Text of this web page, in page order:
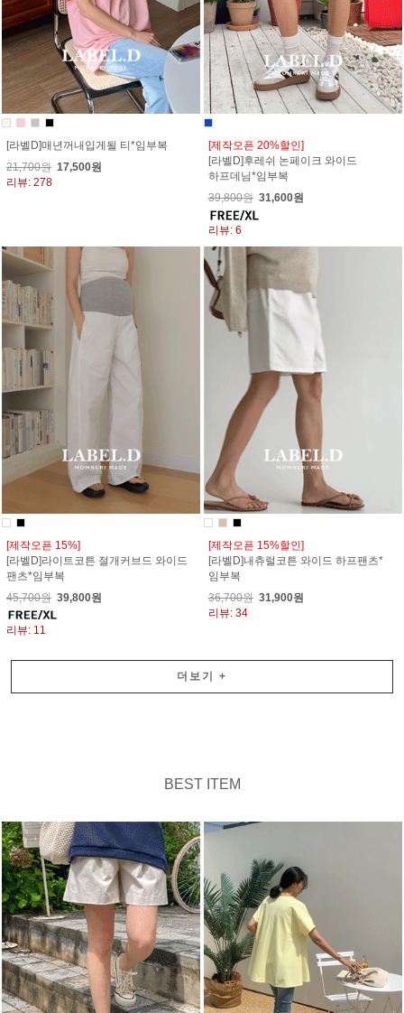
[라벨D]매년꺼내입게될 티*임부복
21,700원 17,500원
리뷰: 278
[제작오픈 20%할인]
[라벨D]후레쉬 논페이크 와이드
하프데님*임부복
39,800원 31,600원
리뷰: 6
[제작오픈 15%]
[라벨D]라이트코튼 절개커브드 와이드
팬츠*임부복
45,700원 39,800원
리뷰: 11
[제작오픈 15%할인]
[라벨D]내츄럴코튼 와이드 하프팬츠*
임부복
36,700원 31,900원
리뷰: 34
더보기 +
BEST ITEM